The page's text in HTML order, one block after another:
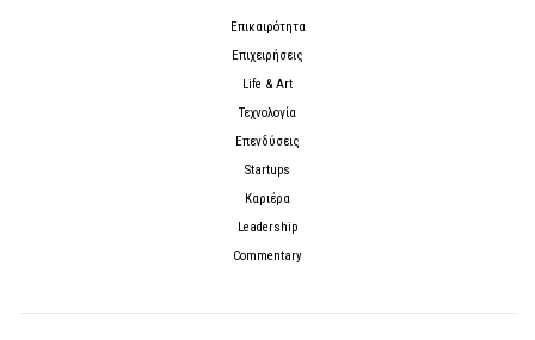
Επικαιρότητα
Επιχειρήσεις
Life & Art
Τεχνολογία
Επενδύσεις
Startups
Καριέρα
Leadership
Commentary